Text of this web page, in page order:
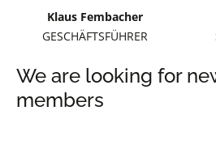
Klaus Fembacher
GESCHÄFTSFÜHRER
We are looking for
members